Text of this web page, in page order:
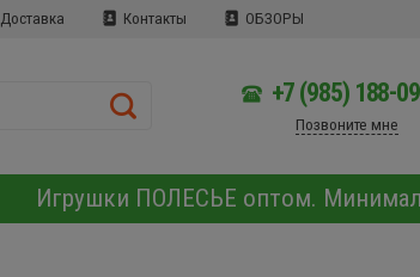
Доставка Контакты ОБЗОРЫ
+7 (985) 188-
Позвоните мне
Игрушки ПОЛЕСЬЕ оптом.